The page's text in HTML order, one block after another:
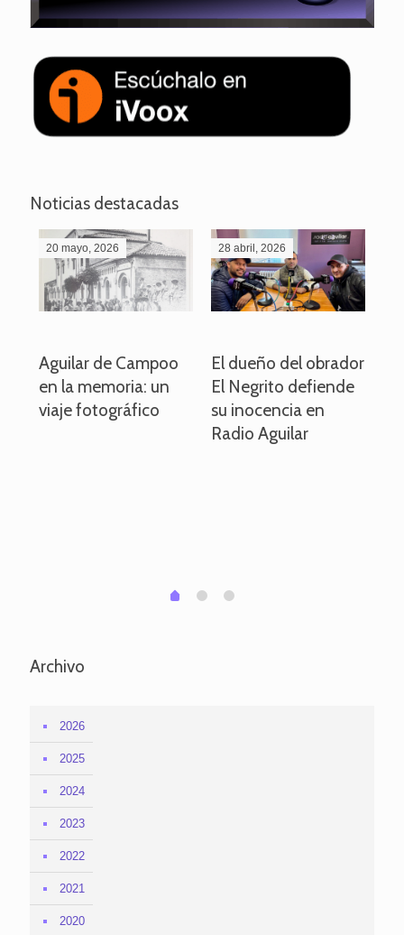
Noticias destacadas
20 mayo, 2026
Aguilar de Campoo
en la memoria: un
viaje fotográfico
28 abril, 2026
El dueño del obrador
El Negrito defiende
su inocencia en
Radio Aguilar
0 1 2
Archivo
2026
2025
2024
2023
2022
2021
2020